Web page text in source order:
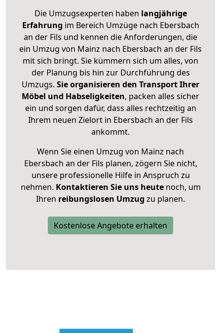
Die Umzugsexperten haben langjährige
Erfahrung im Bereich Umzüge nach Ebersbach
an der Fils und kennen die Anforderungen, die
ein Umzug von Mainz nach Ebersbach an der Fils
mit sich bringt. Sie kümmern sich um alles, von
der Planung bis hin zur Durchführung des
Umzugs. Sie organisieren den Transport Ihrer
Möbel und Habseligkeiten, packen alles sicher
ein und sorgen dafür, dass alles rechtzeitig an
Ihrem neuen Zielort in Ebersbach an der Fils
ankommt.
Wenn Sie einen Umzug von Mainz nach
Ebersbach an der Fils planen, zögern Sie nicht,
unsere professionelle Hilfe in Anspruch zu
nehmen. Kontaktieren Sie uns heutenoch, um
Ihren reibungslosen Umzug zu planen.
Kostenlose Angebote erhalten